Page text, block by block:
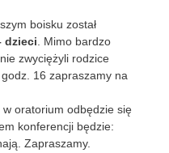
boisku został
dzieci. Mimo bardzo
zwyciężyli rodzice
16 zapraszamy na
w oratorium odbędzie się
konferencji będzie:
Zapraszamy.